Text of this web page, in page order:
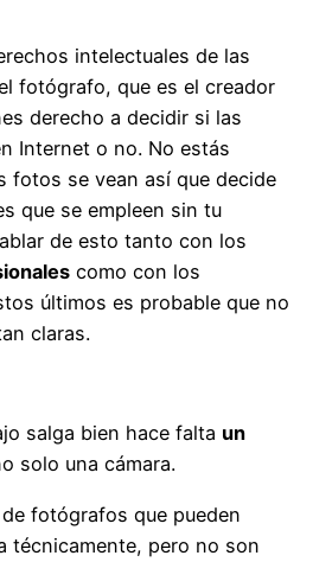
intelectuales de las
fotógrafo, que es el creador
derecho a decidir si las
Internet o no. No estás
fotos se vean así que decide
que se empleen sin tu
de esto tanto con los
como con los
últimos es probable que no
claras.
salga bien hace falta un
solo una cámara.
fotógrafos que pueden
técnicamente, pero no son